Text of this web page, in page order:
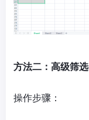
方法二：高级筛选
操作步骤：